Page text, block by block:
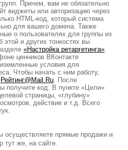
Причем, вам не обязательно
виджеты или авторизацию через
HTML-код, который система
для вашего домена. Также
о пользователях для группы из
и других тонкостях вы
«Настройка ретаргетинга».
ценников ВКонтакте
условия для
Чтобы начать с ним работу,
Рейтинг@Mail.Ru. После
получите код. В пункте «Цели»
страницы, «глубину»
действие и т.д. Всего
осуществляете прямые продажи и
тут же, на сайте.